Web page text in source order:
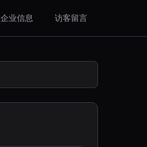
企业信息 访客留言